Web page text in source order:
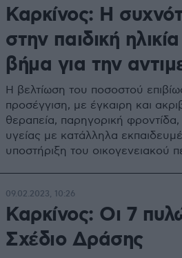
Καρκίνος: Η
στην παιδική
βήμα για την
Η βελτίωση του ποσοστού
προσέγγιση, με έγκαιρη και
θεραπεία, παρηγορική
υγείας με κατάλληλα
υποστήριξη του οικογενειακού
Καρκίνος: Οι 7
Σχέδιο Δράσης
09.02.2023, 10:26